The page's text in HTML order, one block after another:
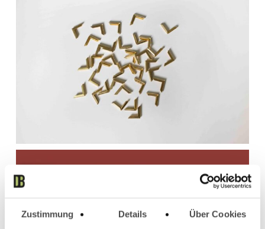
Zustimmung Details Über Cookies